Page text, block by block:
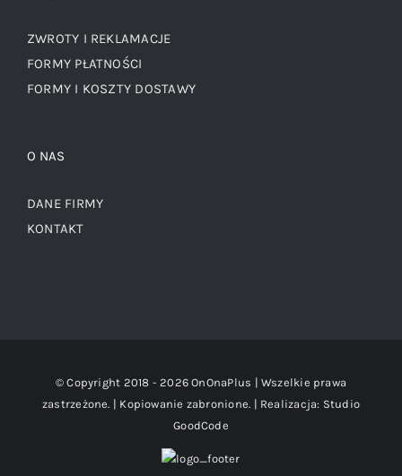
ZWROTY I REKLAMACJE
FORMY PŁATNOŚCI
FORMY I KOSZTY DOSTAWY
O NAS
DANE FIRMY
KONTAKT
© Copyright 2018 - 2026 OnOnaPlus | Wszelkie prawa
zastrzeżone. | Kopiowanie zabronione. | Realizacja: Studio
GoodCode